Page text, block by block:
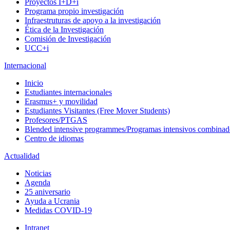
Proyectos I+D+i
Programa propio investigación
Infraestruturas de apoyo a la investigación
Ética de la Investigación
Comisión de Investigación
UCC+i
Internacional
Inicio
Estudiantes internacionales
Erasmus+ y movilidad
Estudiantes Visitantes (Free Mover Students)
Profesores/PTGAS
Blended intensive programmes/Programas intensivos
Centro de idiomas
Actualidad
Noticias
Agenda
25 aniversario
Ayuda a Ucrania
Medidas COVID-19
Intranet